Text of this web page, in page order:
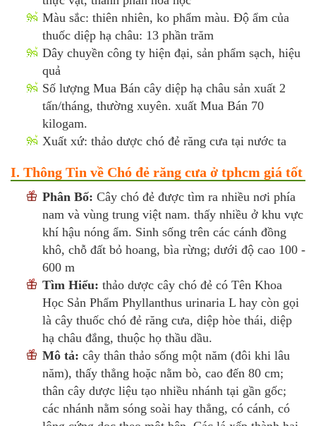
Màu sắc: thiên nhiên, ko phẩm màu. Độ ẩm của
thuốc diệp hạ châu: 13 phần trăm
Dây chuyền công ty hiện đại, sản phẩm sạch, hiệu
quả
Số lượng Mua Bán cây diệp hạ châu sản xuất 2
tấn/tháng, thường xuyên. xuất Mua Bán 70
kilogam.
Xuất xứ: thảo dược chó đẻ răng cưa tại nước ta
I. Thông Tin về Chó đẻ răng cưa ở tphcm giá tốt
Phân Bố: Cây chó đẻ được tìm ra nhiều nơi phía
nam và vùng trung việt nam. thấy nhiều ở khu vực
khí hậu nóng ẩm. Sinh sống trên các cánh đồng
khô, chỗ đất bỏ hoang, bìa rừng; dưới độ cao 100 -
600 m
Tìm Hiểu: thảo dược cây chó đẻ có Tên Khoa
Học Sản Phẩm Phyllanthus urinaria L hay còn gọi
là cây thuốc chó đẻ răng cưa, diệp hòe thái, diệp
hạ châu đắng, thuộc họ thầu dầu.
Mô tả: cây thân thảo sống một năm (đôi khi lâu
năm), thấy thẳng hoặc nằm bò, cao đến 80 cm;
thân cây dược liệu tạo nhiều nhánh tại gần gốc;
các nhánh nằm sóng soài hay thẳng, có cánh, có